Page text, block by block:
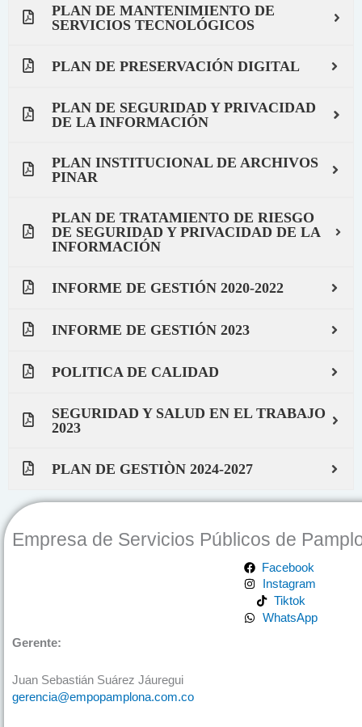
PLAN DE MANTENIMIENTO DE
SERVICIOS TECNOLÓGICOS
PLAN DE PRESERVACIÓN DIGITAL
PLAN DE SEGURIDAD Y PRIVACIDAD
DE LA INFORMACIÓN
PLAN INSTITUCIONAL DE ARCHIVOS
PINAR
PLAN DE TRATAMIENTO DE RIESGO
DE SEGURIDAD Y PRIVACIDAD DE LA
INFORMACIÓN
INFORME DE GESTIÓN 2020-2022
INFORME DE GESTIÓN 2023
POLITICA DE CALIDAD
SEGURIDAD Y SALUD EN EL TRABAJO
2023
PLAN DE GESTIÒN 2024-2027
Empresa de Servicios Públicos de
Facebook
Instagram
Tiktok
WhatsApp
Gerente:
Juan Sebastián Suárez Jáuregui
gerencia@empopamplona.com.co